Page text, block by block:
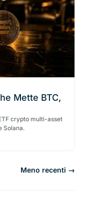
Mette BTC,
crypto multi-asset
Solana.
Meno recenti →